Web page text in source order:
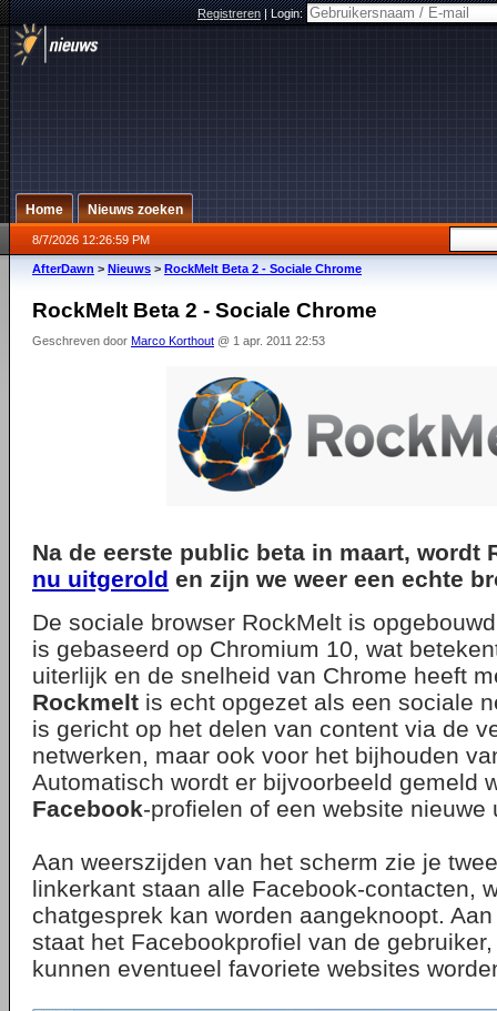
Registreren|Login:
Home Nieuws zoeken
8/7/2026 12:26:59 PM
AfterDawn > Nieuws > RockMelt Beta 2 - Sociale Chrome
RockMelt Beta 2 - Sociale Chrome
Geschreven door Marco Korthout @ 1 apr. 2011 22:53
Na de eerste public beta in maart, wordt
nu uitgerold en zijn we weer een echte
De sociale browser RockMelt is
is gebaseerd op Chromium 10, wat
uiterlijk en de snelheid van Chrome heeft
Rockmelt is echt opgezet als een sociale
is gericht op het delen van content via de
netwerken, maar ook voor het bijhouden
Automatisch wordt er bijvoorbeeld gemeld
Facebook-profielen of een website nieuwe
Aan weerszijden van het scherm zie je
linkerkant staan alle Facebook-contacten,
chatgesprek kan worden aangeknoopt.
staat het Facebookprofiel van de
kunnen eventueel favoriete websites